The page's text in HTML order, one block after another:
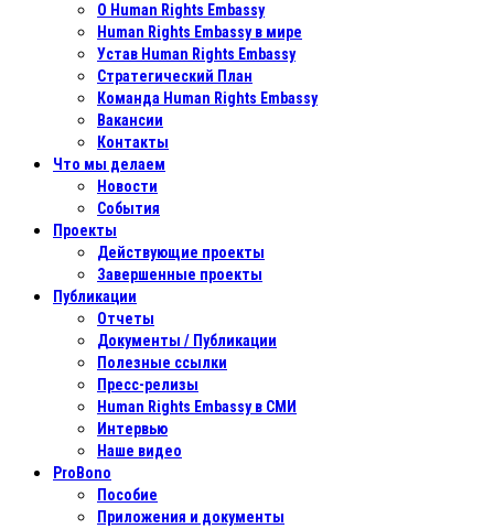
О Human Rights Embassy
Human Rights Embassy в мире
Устав Human Rights Embassy
Стратегический План
Команда Human Rights Embassy
Вакансии
Контакты
Что мы делаем
Новости
События
Проекты
Действующие проекты
Завершенные проекты
Публикации
Отчеты
Документы / Публикации
Полезные ссылки
Пресс-релизы
Human Rights Embassy в СМИ
Интервью
Наше видео
ProBono
Пособие
Приложения и документы